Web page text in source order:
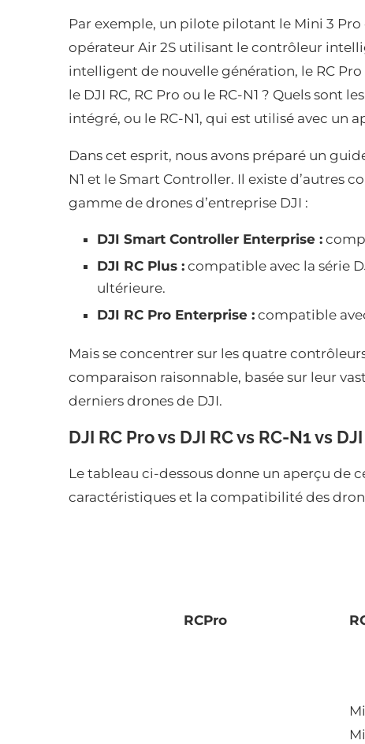
Par exemple, un pilote pilotant le Mini 3 Pro
opérateur Air 2S utilisant le contrôleur
intelligent de nouvelle génération, le RC
le DJI RC, RC Pro ou le RC-N1 ? Quels sont
intégré, ou le RC-N1, qui est utilisé avec un
Dans cet esprit, nous avons préparé un
N1 et le Smart Controller. Il existe d’autres
gamme de drones d’entreprise DJI :
DJI Smart Controller Enterprise :
DJI RC Plus : compatible avec la série
ultérieure.
DJI RC Pro Enterprise : compatible
Mais se concentrer sur les quatre
comparaison raisonnable, basée sur leur
derniers drones de DJI.
DJI RC Pro vs DJI RC vs RC-N1 vs
Le tableau ci-dessous donne un aperçu de
caractéristiques et la compatibilité des
RCPro